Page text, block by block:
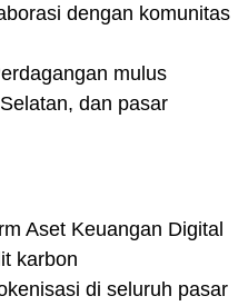
dengan komunitas
mulus
dan pasar
Aset Keuangan Digital
karbon
di seluruh pasar